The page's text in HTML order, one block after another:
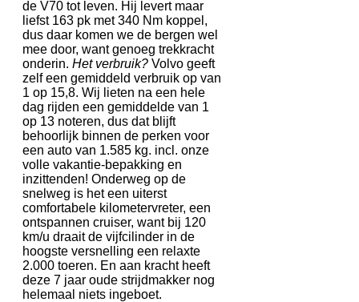
de V70 tot leven. Hij levert maar
liefst 163 pk met 340 Nm koppel,
dus daar komen we de bergen wel
mee door, want genoeg trekkracht
onderin. Het verbruik? Volvo geeft
zelf een gemiddeld verbruik op van
1 op 15,8. Wij lieten na een hele
dag rijden een gemiddelde van 1
op 13 noteren, dus dat blijft
behoorlijk binnen de perken voor
een auto van 1.585 kg. incl. onze
volle vakantie-bepakking en
inzittenden! Onderweg op de
snelweg is het een uiterst
comfortabele kilometervreter, een
ontspannen cruiser, want bij 120
km/u draait de vijfcilinder in de
hoogste versnelling een relaxte
2.000 toeren. En aan kracht heeft
deze 7 jaar oude strijdmakker nog
helemaal niets ingeboet.